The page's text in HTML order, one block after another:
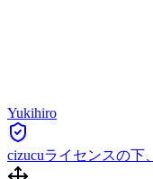
Yukihiro
cizucuライセンスの下